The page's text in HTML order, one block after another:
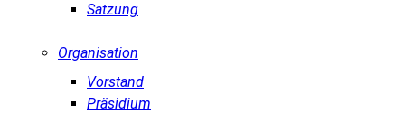
Satzung
Organisation
Vorstand
Präsidium